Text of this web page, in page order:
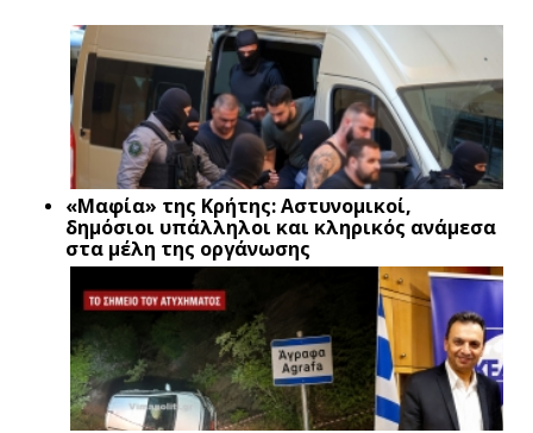
«Μαφία» της Κρήτης: Αστυνομικοί,
δημόσιοι υπάλληλοι και κληρικός ανάμεσα
στα μέλη της οργάνωσης